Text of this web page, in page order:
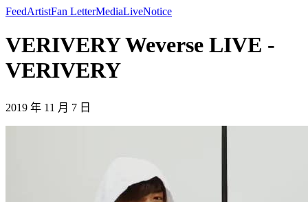
FeedArtistFan LetterMediaLiveNotice
VERIVERY Weverse LIVE -
VERIVERY
2019 年 11 月 7 日